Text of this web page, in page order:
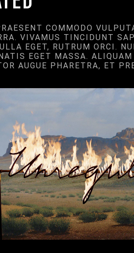
COMMODO
VIVAMUS TINCIDUNT
EGET, RUTRUM ORCI.
EGET MASSA.
AUGUE PHARETRA, ET